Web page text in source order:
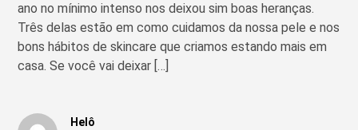
ano no mínimo intenso nos deixou sim boas heranças.
Três delas estão em como cuidamos da nossa pele e nos
bons hábitos de skincare que criamos estando mais em
casa. Se você vai deixar […]
Helô